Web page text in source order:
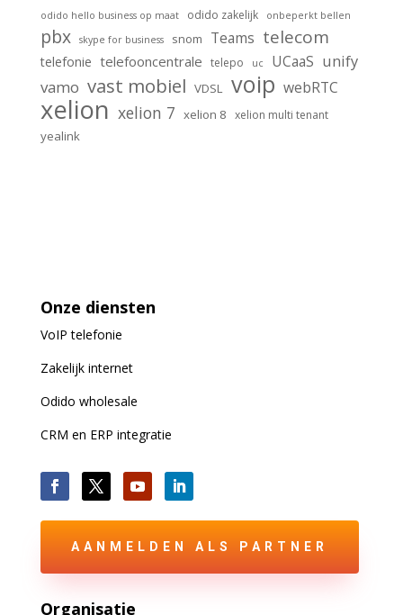
odido hello business op maat odido zakelijk onbeperkt bellen
pbx skype for business snom Teams telecom
telefonie telefooncentrale telepo uc UCaaS unify
vamo vast mobiel VDSL voip webRTC
xelion xelion 7 xelion 8 xelion multi tenant
yealink
Onze diensten
VoIPtelefonie
Zakelijk internet
Odido wholesale
CRM en ERP integratie
AANMELDEN ALS PARTNER
Organisatie